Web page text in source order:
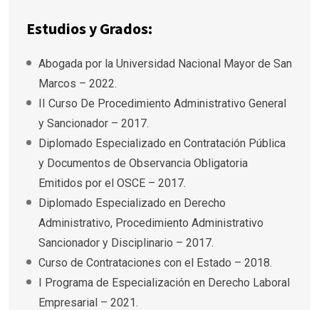
Estudios y Grados:
Abogada por la Universidad Nacional Mayor de San
Marcos – 2022.
II Curso De Procedimiento Administrativo General
y Sancionador – 2017.
Diplomado Especializado en Contratación Pública
y Documentos de Observancia Obligatoria
Emitidos por el OSCE – 2017.
Diplomado Especializado en Derecho
Administrativo, Procedimiento Administrativo
Sancionador y Disciplinario – 2017.
Curso de Contrataciones con el Estado – 2018.
I Programa de Especialización en Derecho Laboral
Empresarial – 2021.